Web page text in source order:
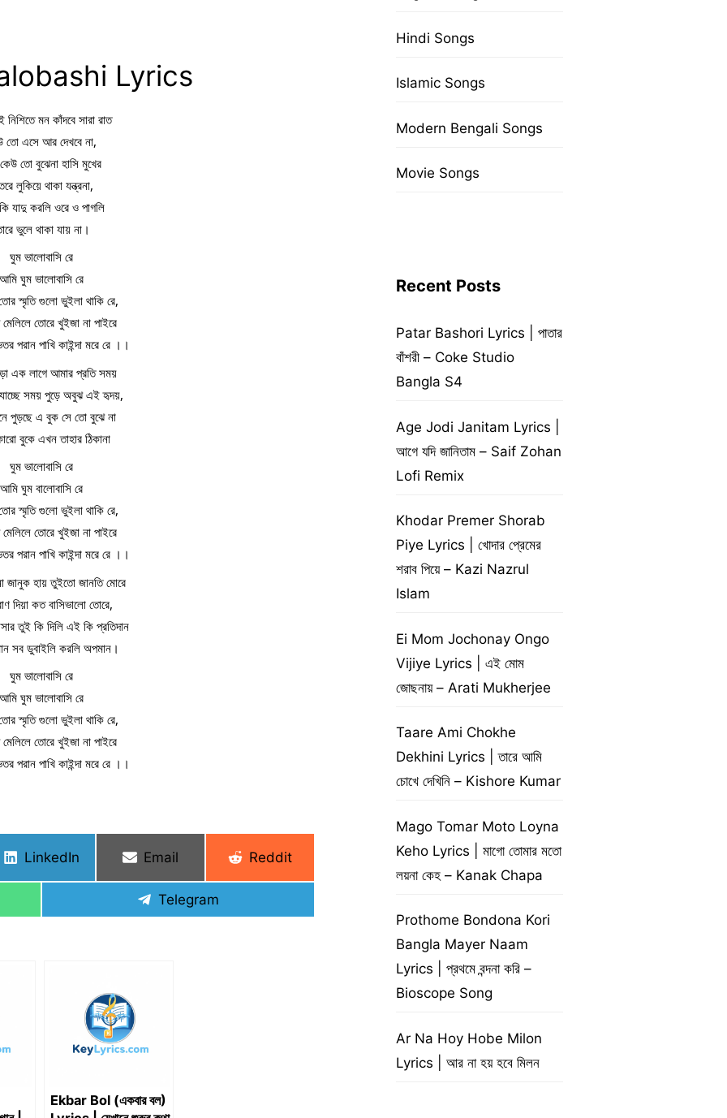
Lyrics
মন কাঁদবে সারা রাত
তো এসে আর দেখবে না,
তো বুঝেনা হাসি মুখের
লুকিয়ে থাকা যন্ত্রনা,
যাদু করলি ওরে ও পাগলি
ভুলে থাকা যায় না।
ঘুম ভালোবাসি রে
আমি ঘুম ভালোবাসি রে
স্মৃতি গুলো ভুইলা থাকি রে,
তোরে খুইজা না পাইরে
পরান পাখি কাইন্দা মরে রে ।।
এক লাগে আমার প্রতি সময়
যাচ্ছে সময় পুড়ে অবুঝ এই হৃদয়,
পুড়ছে এ বুক সে তো বুঝে না
বুকে এখন তাহার ঠিকানা
ঘুম ভালোবাসি রে
আমি ঘুম বালোবাসি রে
স্মৃতি গুলো ভুইলা থাকি রে,
তোরে খুইজা না পাইরে
পরান পাখি কাইন্দা মরে রে ।।
জানুক হায় তুইতো জানতি মোরে
দিয়া কত বাসিভালো তোরে,
তুই কি দিলি এই কি প্রতিদান
সব ডুবাইলি করলি অপমান।
ঘুম ভালোবাসি রে
আমি ঘুম ভালোবাসি রে
স্মৃতি গুলো ভুইলা থাকি রে,
তোরে খুইজা না পাইরে
পরান পাখি কাইন্দা মরে রে ।।
Share
LinkedIn
Share
Email
Share
Reddit
Share
Telegram
Ekbar Bol (একবার বল)
Hindi Songs
Islamic Songs
Modern Bengali Songs
Movie Songs
Recent Posts
Patar Bashori Lyrics | পাতার
বাঁশরী – Coke Studio
Bangla S4
Age Jodi Janitam Lyrics |
আগে যদি জানিতাম – Saif Zohan
Lofi Remix
Khodar Premer Shorab
Piye Lyrics | খোদার প্রেমের
শরাব পিয়ে – Kazi Nazrul
Islam
Ei Mom Jochonay Ongo
Vijiye Lyrics | এই মোম
জোছনায় – Arati Mukherjee
Taare Ami Chokhe
Dekhini Lyrics | তারে আমি
চোখে দেখিনি – Kishore Kumar
Mago Tomar Moto Loyna
Keho Lyrics | মাগো তোমার মতো
লয়না কেহ – Kanak Chapa
Prothome Bondona Kori
Bangla Mayer Naam
Lyrics | প্রথমে বন্দনা করি –
Bioscope Song
Ar Na Hoy Hobe Milon
Lyrics | আর না হয় হবে মিলন